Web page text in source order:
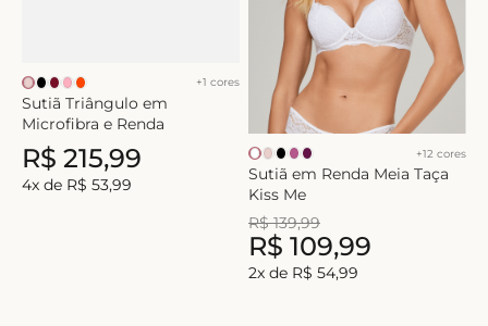
+1 cores
Sutiã Triângulo em
Microfibra e Renda
R$ 215,99
4x de R$ 53,99
+12 cores
Sutiã em Renda Meia Taça
Kiss Me
R$ 139,99
R$ 109,99
2x de R$ 54,99